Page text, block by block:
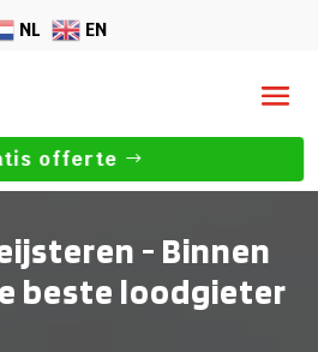
NL EN
offerte
- Binnen
beste loodgieter